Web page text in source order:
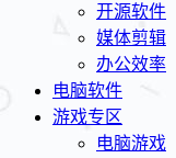
开源软件
媒体剪辑
办公效率
电脑软件
游戏专区
电脑游戏